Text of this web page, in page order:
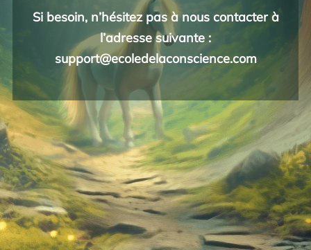
Si besoin, n’hésitez pas à nous contacter à
l’adresse suivante :
support@ecoledelaconscience.com